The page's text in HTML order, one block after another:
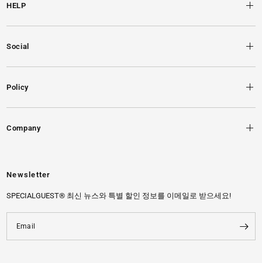
HELP
Social
Policy
Company
Newsletter
SPECIALGUEST® 최신 뉴스와 특별 할인 정보를 이메일로 받으세요!
Email